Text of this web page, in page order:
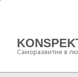
Саморазвитие в
Главное меню